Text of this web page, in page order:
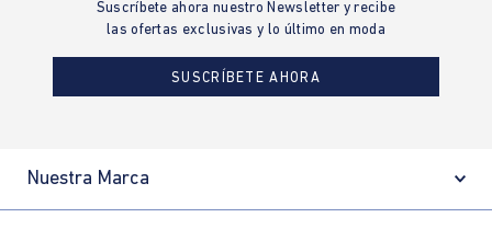
Suscríbete ahora nuestro Newsletter y recibe
las ofertas exclusivas y lo último en moda
SUSCRÍBETE AHORA
Nuestra Marca